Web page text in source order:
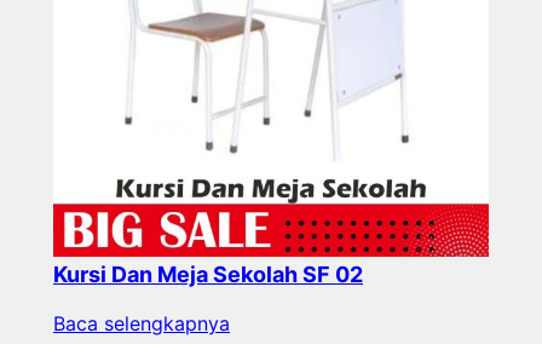
Kursi Dan Meja Sekolah SF 02
Baca selengkapnya